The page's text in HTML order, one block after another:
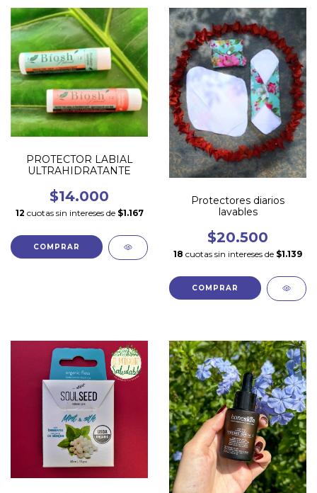
PROTECTOR LABIAL
ULTRAHIDRATANTE
$14.000
12 cuotas sin intereses de $1.167
COMPRAR
Protectores diarios
lavables
$20.500
18 cuotas sin intereses de $1.139